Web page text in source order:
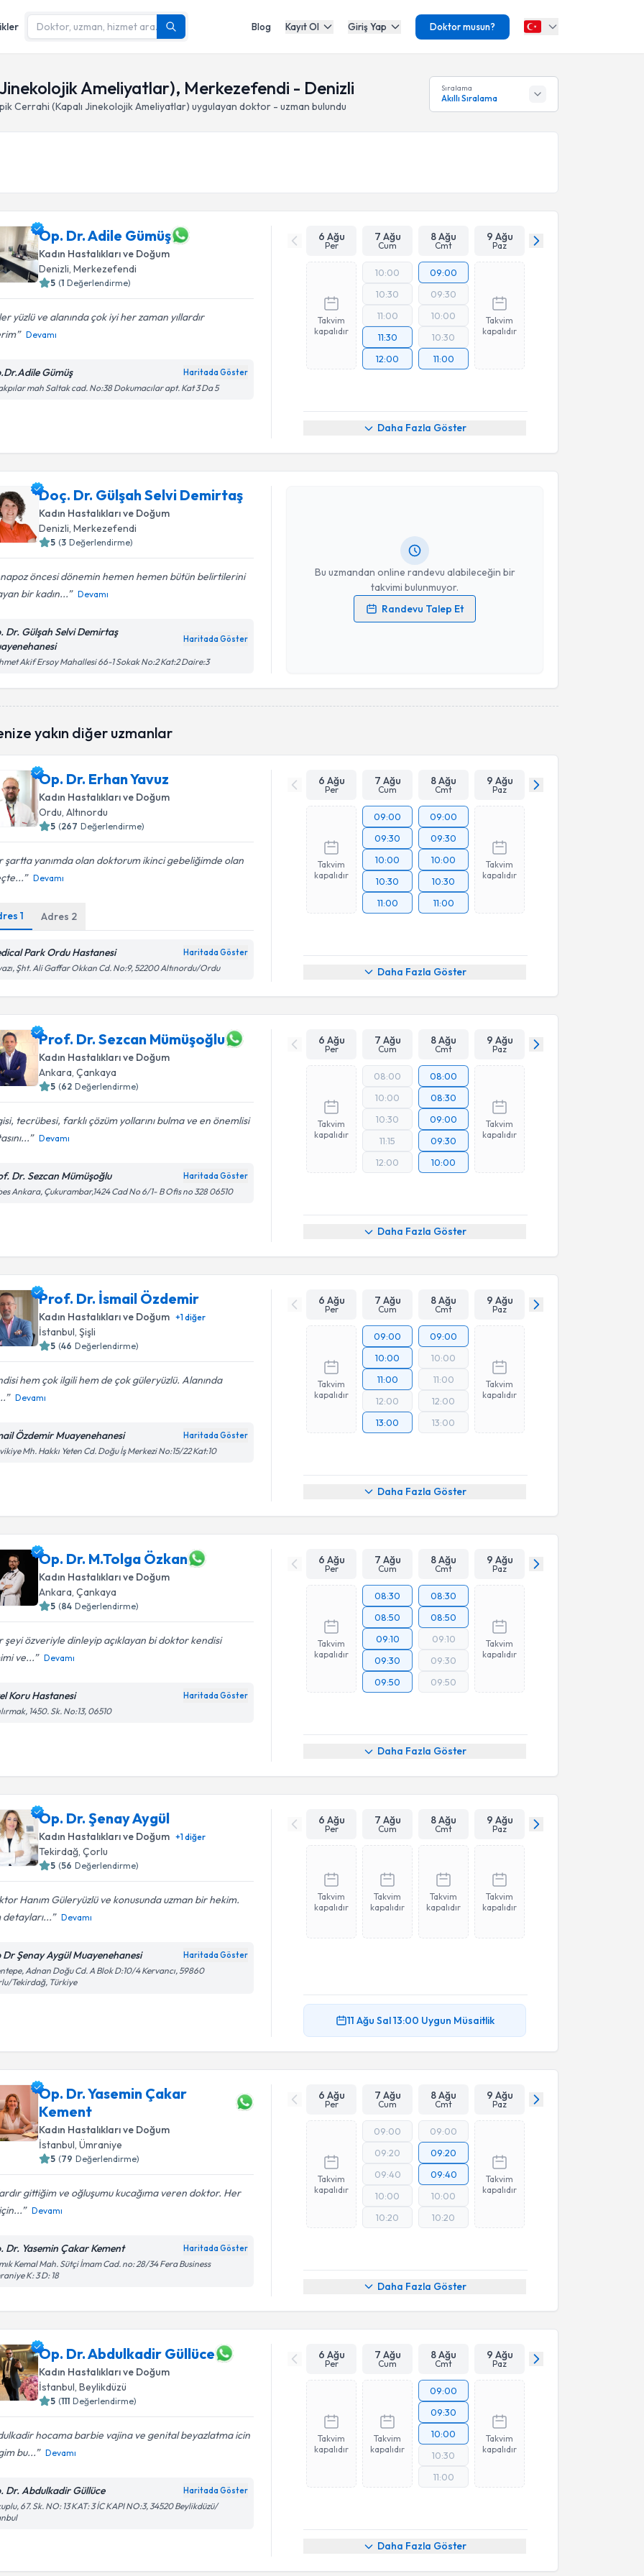
Blog Kayıt Ol Giriş Yap Doktor musun?
Ameliyatlar), Merkezefendi - Denizli
Cerrahi (Kapalı Jinekolojik Ameliyatlar) uygulayan doktor - uzman bulundu
Sıralama
Akıllı Sıralama
Op. Dr. Adile Gümüş
Kadın Hastalıkları ve Doğum
Denizli, Merkezefendi
5 (1 Değerlendirme)
yüzlü ve alanında çok iyi her zaman yıllardır
Devamı
Gümüş Haritada Göster
mah Saltak cad. No:38 Dokumacılar apt. Kat 3 Da 5
6 Ağu
Per
7 Ağu
Cum
8 Ağu
Cmt
9 Ağu
Paz
Takvim
kapalıdır
10:00
10:30
11:00
11:30
12:00
09:00
09:30
10:00
10:30
11:00
Takvim
kapalıdır
Daha Fazla Göster
Doç. Dr. Gülşah Selvi Demirtaş
Kadın Hastalıkları ve Doğum
Denizli , Merkezefendi
5 (3 Değerlendirme)
öncesi dönemin hemen hemen bütün belirtilerini
bir kadın...
Devamı
Dr. Gülşah Selvi Demirtaş
Haritada Göster
Akif Ersoy Mahallesi 66-1 Sokak No:2 Kat:2 Daire:3
Bu uzmandan online randevu alabileceğin bir
takvimi bulunmuyor.
Randevu Talep Et
Kişisel verilerimin işlenmesine ilişkinAydınlatma Metni
yakın diğer uzmanlar
Op. Dr. Erhan Yavuz
Kadın Hastalıkları ve Doğum
Ordu , Altınordu
5 (267 Değerlendirme)
şartta yanımda olan doktorum ikinci gebeliğimde olan
Devamı
1 Adres 2
Park Ordu Hastanesi Haritada Göster
Şht. Ali Gaffar Okkan Cd. No:9, 52200 Altınordu/Ordu
6 Ağu
Per
7 Ağu
Cum
8 Ağu
Cmt
9 Ağu
Paz
Takvim
kapalıdır
09:00
09:30
10:00
10:30
11:00
09:00
09:30
10:00
10:30
11:00
Takvim
kapalıdır
Daha Fazla Göster
Prof. Dr. Sezcan Mümüşoğlu
Kadın Hastalıkları ve Doğum
Ankara, Çankaya
5 (62 Değerlendirme)
tecrübesi, farklı çözüm yollarını bulma ve en önemlisi
Devamı
Dr. Sezcan Mümüşoğlu Haritada Göster
Ankara, Çukurambar,1424 Cad No 6/1- B Ofis no 328 06510
6 Ağu
Per
7 Ağu
Cum
8 Ağu
Cmt
9 Ağu
Paz
Takvim
kapalıdır
08:00
10:00
10:30
11:15
12:00
08:00
08:30
09:00
09:30
10:00
Takvim
kapalıdır
Daha Fazla Göster
Prof. Dr. İsmail Özdemir
Kadın Hastalıkları ve Doğum +1diğer
İstanbul , Şişli
5 (46 Değerlendirme)
hem çok ilgili hem de çok güleryüzlü. Alanında
Devamı
Özdemir Muayenehanesi Haritada Göster
Mh. Hakkı Yeten Cd. Doğu İş Merkezi No:15/22 Kat:10
6 Ağu
Per
7 Ağu
Cum
8 Ağu
Cmt
9 Ağu
Paz
Takvim
kapalıdır
09:00
10:00
11:00
12:00
13:00
09:00
10:00
11:00
12:00
13:00
Takvim
kapalıdır
Daha Fazla Göster
Op. Dr. M.Tolga Özkan
Kadın Hastalıkları ve Doğum
Ankara, Çankaya
5 (84 Değerlendirme)
şeyi özveriyle dinleyip açıklayan bi doktor kendisi
ve...
Devamı
Koru Hastanesi Haritada Göster
1450. Sk. No:13, 06510
6 Ağu
Per
7 Ağu
Cum
8 Ağu
Cmt
9 Ağu
Paz
Takvim
kapalıdır
08:30
08:50
09:10
09:30
09:50
08:30
08:50
09:10
09:30
09:50
Takvim
kapalıdır
Daha Fazla Göster
Op. Dr. Şenay Aygül
Kadın Hastalıkları ve Doğum +1diğer
Tekirdağ , Çorlu
5 (56 Değerlendirme)
Hanım Güleryüzlü ve konusunda uzman bir hekim.
detayları...
Devamı
Dr Şenay Aygül Muayenehanesi Haritada Göster
Adnan Doğu Cd. A Blok D:10/4 Kervancı, 59860
Tekirdağ, Türkiye
6 Ağu
Per
7 Ağu
Cum
8 Ağu
Cmt
9 Ağu
Paz
Takvim
kapalıdır
Takvim
kapalıdır
Takvim
kapalıdır
Takvim
kapalıdır
11 Ağu Sal13:00 Uygun Müsaitlik
Op. Dr. Yasemin Çakar
Kement
Kadın Hastalıkları ve Doğum
İstanbul , Ümraniye
5 (79 Değerlendirme)
gittiğim ve oğluşumu kucağıma veren doktor. Her
Devamı
Dr. Yasemin Çakar Kement Haritada Göster
Kemal Mah. Sütçi İmam Cad. no: 28/34 Fera Business
K: 3 D: 18
6 Ağu
Per
7 Ağu
Cum
8 Ağu
Cmt
9 Ağu
Paz
Takvim
kapalıdır
09:00
09:20
09:40
10:00
10:20
09:00
09:20
09:40
10:00
10:20
Takvim
kapalıdır
Daha Fazla Göster
Op. Dr. Abdulkadir Güllüce
Kadın Hastalıkları ve Doğum
İstanbul, Beylikdüzü
5 (111 Değerlendirme)
hocama barbie vajina ve genital beyazlatma icin
bu...
Devamı
Dr. Abdulkadir Güllüce Haritada Göster
67. Sk. NO: 13 KAT: 3 İC KAPI NO:3, 34520 Beylikdüzü/
6 Ağu
Per
7 Ağu
Cum
8 Ağu
Cmt
9 Ağu
Paz
Takvim
kapalıdır
Takvim
kapalıdır
09:00
09:30
10:00
10:30
11:00
Takvim
kapalıdır
Daha Fazla Göster